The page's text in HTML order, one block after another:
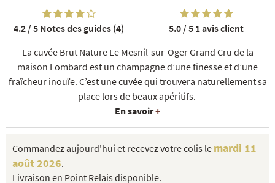
NOS COFFRETS DÉCOUVERTES NOS MEILLEURES VENTES NOS
La cuvée Brut Nature Le Mesnil-sur-Oger Grand Cru de la
maison Lombard est un champagne d’une finesse et d’une
fraîcheur inouïe. C’est une cuvée qui trouvera naturellement sa
place lors de beaux apéritifs.
En savoir+
4.2 / 5 Notes des guides (4) 5.0 / 5 1 avis client
Commandez aujourd'hui et recevez votre colis le mardi 11
août 2026.
Livraison en Point Relais disponible.